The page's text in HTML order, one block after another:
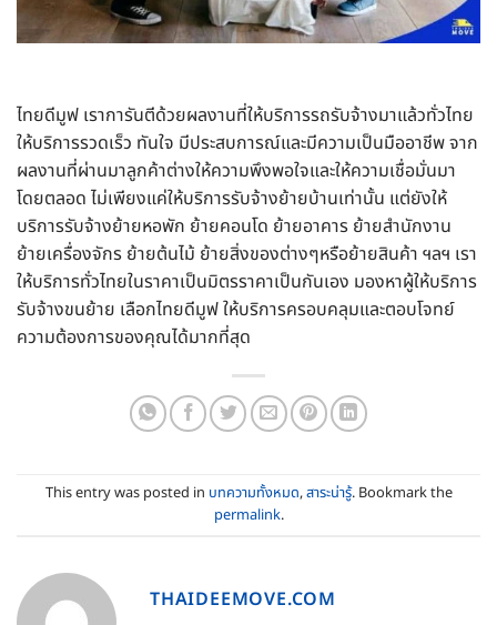
ไทยดีมูฟ เราการันตีด้วยผลงานที่ให้บริการรถรับจ้างมาแล้วทั่วไทย
ให้บริการรวดเร็ว ทันใจ มีประสบการณ์และมีความเป็นมืออาชีพ จาก
ผลงานที่ผ่านมาลูกค้าต่างให้ความพึงพอใจและให้ความเชื่อมั่นมา
โดยตลอด ไม่เพียงแค่ให้บริการรับจ้างย้ายบ้านเท่านั้น แต่ยังให้
บริการรับจ้างย้ายหอพัก ย้ายคอนโด ย้ายอาคาร ย้ายสำนักงาน
ย้ายเครื่องจักร ย้ายต้นไม้ ย้ายสิ่งของต่างๆหรือย้ายสินค้า ฯลฯ เรา
ให้บริการทั่วไทยในราคาเป็นมิตรราคาเป็นกันเอง มองหาผู้ให้บริการ
รับจ้างขนย้าย เลือกไทยดีมูฟ ให้บริการครอบคลุมและตอบโจทย์
ความต้องการของคุณได้มากที่สุด
This entry was posted in บทความทั้งหมด,สาระน่ารู้. Bookmark the
permalink.
THAIDEEMOVE.COM